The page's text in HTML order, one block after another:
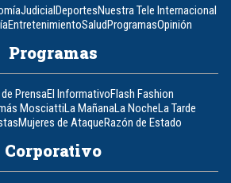
JudicialDeportesNuestra Tele Internacional
EntretenimientoSaludProgramasOpinión
Programas
PrensaEl InformativoFlash Fashion
MosciattiLa MañanaLa NocheLa Tarde
Mujeres de AtaqueRazón de Estado
Corporativo